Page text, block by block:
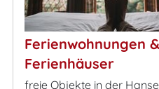
Ferienwohnungen &
Ferienhäuser
freie Objekte in der